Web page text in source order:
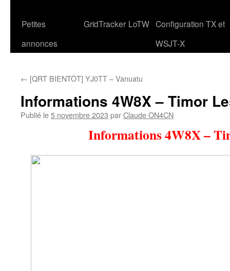
Petites
annonces
GridTracker LoTW Configuration TX et
WSJT-X
← [QRT BIENTÔT] YJ0TT – Vanuatu
Informations 4W8X – Timor
Publié le5 novembre 2023 parClaude ON4CN
Informations 4W8X –